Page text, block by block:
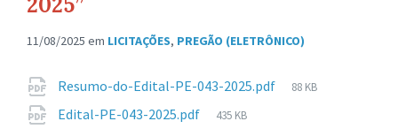
11/08/2025 em LICITAÇÕES, PREGÃO (ELETRÔNICO)
Anexos
Resumo-do-Edital-PE-043-2025.pdf
Tamanho
88 KB
Edital-PE-043-2025.pdf
Tamanho
435 KB